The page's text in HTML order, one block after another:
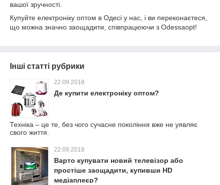
вашої зручності.
Купуйте електроніку оптом в Одесі у нас, і ви переконаєтеся,
що можна значно заощадити, співпрацюючи з Odessaopt!
Інші статті рубрики
22.09.2018
Де купити електроніку оптом?
Техніка – це те, без чого сучасне покоління вже не уявляє
свого життя.
22.09.2018
Варто купувати новий телевізор або
простіше заощадити, купивши HD
медіаплеєр?